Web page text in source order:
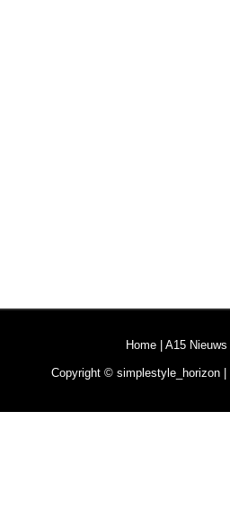
Home A15 Nieuws
Copyright © simplestyle_horizon |